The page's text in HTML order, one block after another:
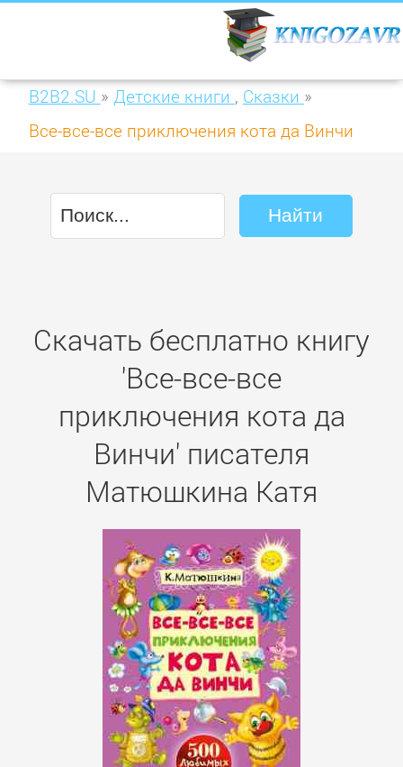
B2B2.SU » Детские книги , Сказки »
Все-все-все приключения кота да Винчи
Скачать бесплатно книгу
'Все-все-все
приключения кота да
Винчи' писателя
Матюшкина Катя